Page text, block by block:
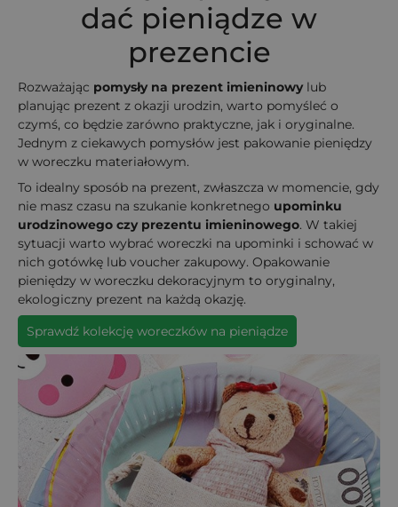
dać pieniądze w
prezencie
Rozważając pomysły na prezent imieninowy lub
planując prezent z okazji urodzin, warto pomyśleć o
czymś, co będzie zarówno praktyczne, jak i oryginalne.
Jednym z ciekawych pomysłów jest pakowanie pieniędzy
w woreczku materiałowym.
To idealny sposób na prezent, zwłaszcza w momencie, gdy
nie masz czasu na szukanie konkretnego upominku
urodzinowego czy prezentu imieninowego. W takiej
sytuacji warto wybrać woreczki na upominki i schować w
nich gotówkę lub voucher zakupowy. Opakowanie
pieniędzy w woreczku dekoracyjnym to oryginalny,
ekologiczny prezent na każdą okazję.
Sprawdź kolekcję woreczków na pieniądze